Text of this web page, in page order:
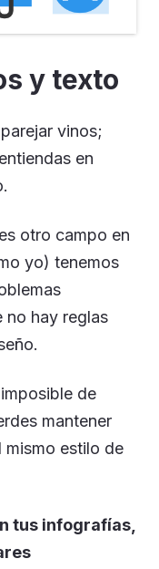
y texto
vinos;
en
otro campo en
yo) tenemos
no hay reglas
de
mantener
mismo estilo de
tus infografías,